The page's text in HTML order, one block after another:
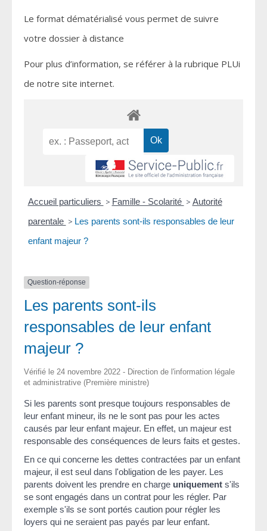
Le format dématérialisé vous permet de suivre
votre dossier à distance
Pour plus d’information, se référer à la rubrique PLUi
de notre site internet.
Accueil particuliers > Famille - Scolarité > Autorité
parentale > Les parents sont-ils responsables de leur
enfant majeur ?
Question-réponse
Les parents sont-ils
responsables de leur enfant
majeur ?
Vérifié le 24 novembre 2022 - Direction de l'information légale
et administrative (Première ministre)
Si les parents sont presque toujours responsables de
leur enfant mineur, ils ne le sont pas pour les actes
causés par leur enfant majeur. En effet, un majeur est
responsable des conséquences de leurs faits et gestes.
En ce qui concerne les dettes contractées par un enfant
majeur, il est seul dans l'obligation de les payer. Les
parents doivent les prendre en charge uniquement s'ils
se sont engagés dans un contrat pour les régler. Par
exemple s'ils se sont portés caution pour régler les
loyers qui ne seraient pas payés par leur enfant.